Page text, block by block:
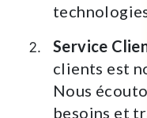
Service
clients est
Nous
besoins et